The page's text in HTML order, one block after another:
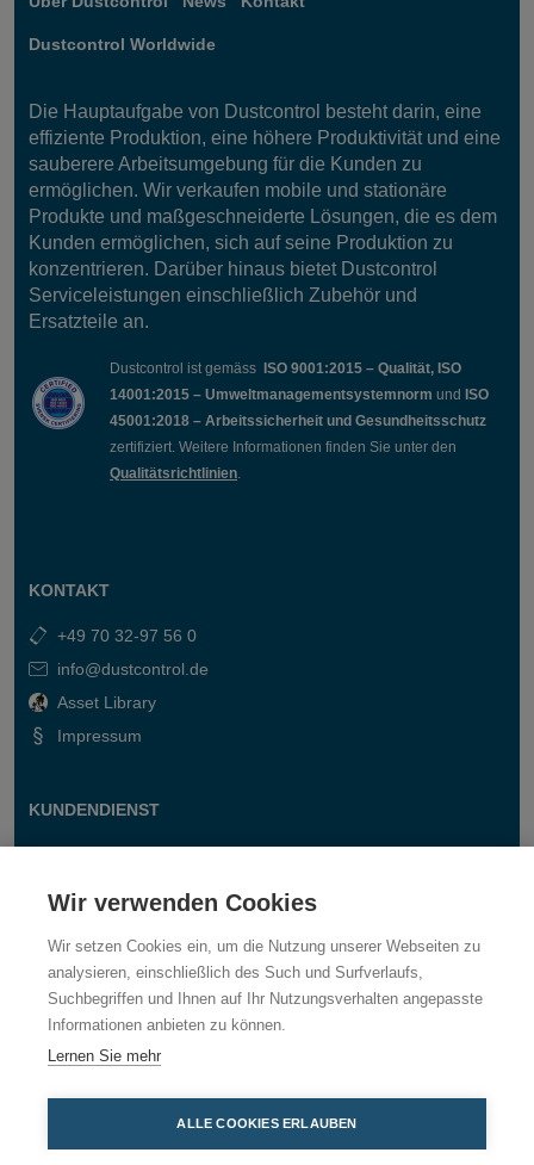
Dustcontrol Worldwide
Die Hauptaufgabe von Dustcontrol besteht darin, eine
effiziente Produktion, eine höhere Produktivität und eine
sauberere Arbeitsumgebung für die Kunden zu
ermöglichen. Wir verkaufen mobile und stationäre
Produkte und maßgeschneiderte Lösungen, die es dem
Kunden ermöglichen, sich auf seine Produktion zu
konzentrieren. Darüber hinaus bietet Dustcontrol
Serviceleistungen einschließlich Zubehör und
Ersatzteile an.
Dustcontrol ist gemäss ISO 9001:2015 – Qualität, ISO
14001:2015 – Umweltmanagementsystemnorm und ISO
45001:2018 – Arbeitssicherheit und Gesundheitsschutz
zertifiziert. Weitere Informationen finden Sie unter den
Qualitätsrichtlinien
KONTAKT
+49 70 32-97 56 0
info@dustcontrol.de
Asset Library
Impressum
KUNDENDIENST
Wir verwenden Cookies
Wir setzen Cookies ein, um die Nutzung unserer Webseiten zu
analysieren, einschließlich des Such und Surfverlaufs,
Suchbegriffen und Ihnen auf Ihr Nutzungsverhalten angepasste
Informationen anbieten zu können.
Lernen Sie mehr
ALLE COOKIES ERLAUBEN